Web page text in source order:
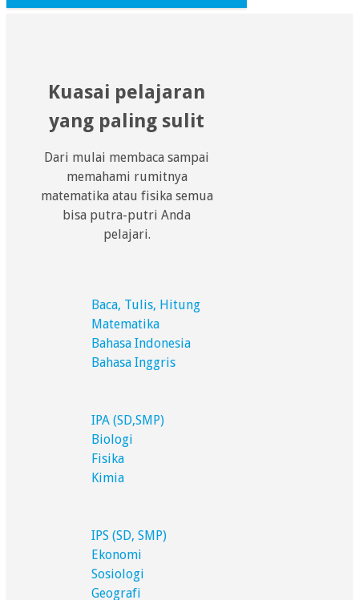
Kuasai pelajaran
yang paling sulit
Dari mulai membaca sampai
memahami rumitnya
matematika atau fisika semua
bisa putra-putri Anda
pelajari.
Baca, Tulis, Hitung
Matematika
Bahasa Indonesia
Bahasa Inggris
IPA (SD,SMP)
Biologi
Fisika
Kimia
IPS (SD, SMP)
Ekonomi
Sosiologi
Geografi